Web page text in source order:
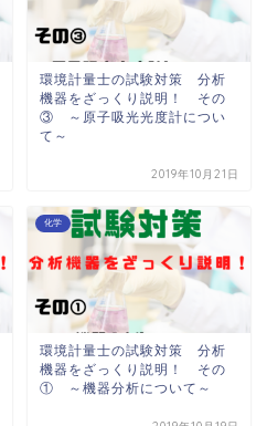
環境計量士の試験対策 分析
機器をざっくり説明！ その
③ ～原子吸光光度計につい
て～
2019年10月21日
化学
環境計量士の試験対策 分析
機器をざっくり説明！ その
① ～機器分析について～